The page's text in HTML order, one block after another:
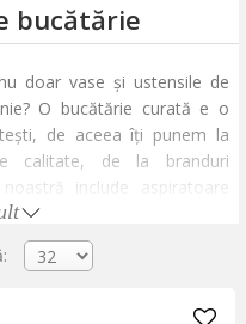
bucătărie
doar vase și ustensile de
O bucătărie curată e o
de aceea îți punem la
calitate, de la branduri
include aspiratoare
mână, precum și clasicele
de aspirare și
pentru a curăța masa,